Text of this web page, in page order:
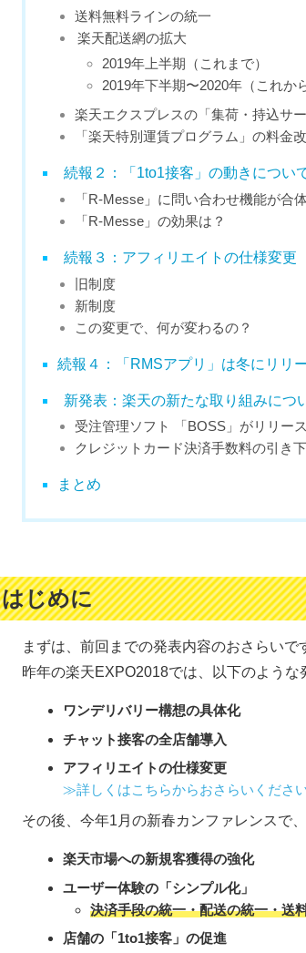
送料無料ラインの統一
楽天配送網の拡大
2019年上半期（これまで）
2019年下半期〜2020年（これから
楽天エクスプレスの「集荷・持込サ
「楽天特別運賃プログラム」の料金
続報２：「1to1接客」の動きについ
「R-Messe」に問い合わせ機能が合
「R-Messe」の効果は？
続報３：アフィリエイトの仕様変更
旧制度
新制度
この変更で、何が変わるの？
続報４：「RMSアプリ」は冬にリリ
新発表：楽天の新たな取り組みにつ
受注管理ソフト 「BOSS」がリリース
クレジットカード決済手数料の引き
まとめ
はじめに
まずは、前回までの発表内容のおさらいで
昨年の楽天EXPO2018では、以下のような
ワンデリバリー構想の具体化
チャット接客の全店舗導入
アフィリエイトの仕様変更
≫詳しくはこちらからおさらいくださ
その後、今年1月の新春カンファレンスで
楽天市場への新規客獲得の強化
ユーザー体験の「シンプル化」
決済手段の統一・配送の統一・送
店舗の「1to1接客」の促進